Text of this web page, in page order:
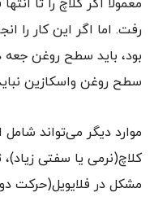
معمولاً اگر کلاچ را تا
رفت. اما اگر این کار را
بود، باید سطح روغن جعه
سطح روغن واسکازین
موارد دیگر می‌تواند
کلاچ‌‌(نرمی یا سفتی
مشکل در فلایویل‌‌(حرکت